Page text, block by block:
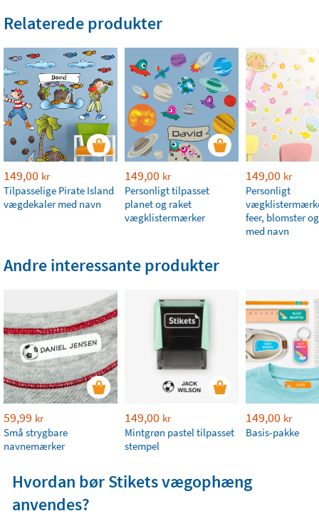
Relaterede produkter
149,00 kr
Tilpasselige Pirate Island
vægdekaler med navn
149,00 kr
Personligt tilpasset
planet og raket
vægklistermærker
149,00 kr
Personligt
feer, blomster
med navn
Andre interessante produkter
59,99 kr
Små strygbare
navnemærker
149,00 kr
Mintgrøn pastel tilpasset
stempel
149,00 kr
Basis-pakke
Hvordan bør Stikets vægophæng
anvendes?